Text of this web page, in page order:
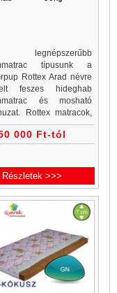
legnépszerűbb
típusunk a
Rottex Arad névre
feszes hideghab
és mosható
Rottex matracok,
webáruház és
rendelés egy
000 Ft-tól
Részletek >>>